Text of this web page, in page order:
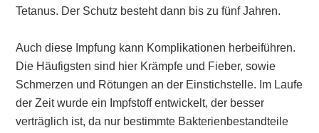
Tetanus. Der Schutz besteht dann bis zu fünf Jahren.
Auch diese Impfung kann Komplikationen herbeiführen.
Die Häufigsten sind hier Krämpfe und Fieber, sowie
Schmerzen und Rötungen an der Einstichstelle. Im Laufe
der Zeit wurde ein Impfstoff entwickelt, der besser
verträglich ist, da nur bestimmte Bakterienbestandteile